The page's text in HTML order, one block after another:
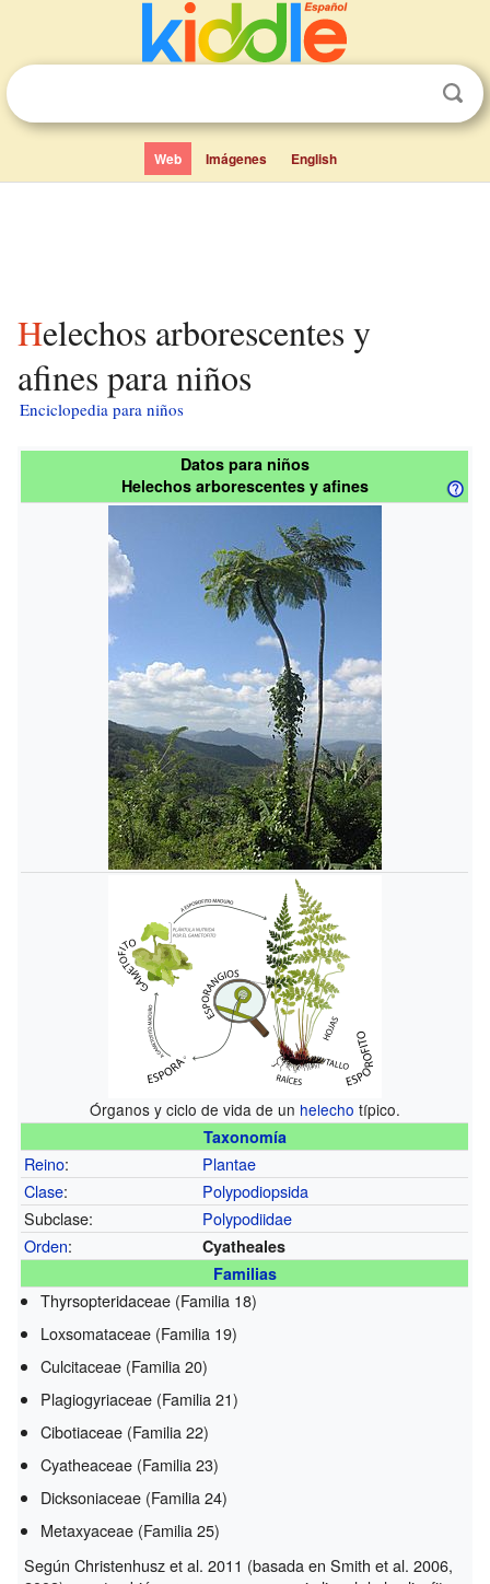
Web Imágenes English
Helechos arborescentes y
afines para niños
Enciclopedia para niños
Datos para niños
Helechos arborescentes y afines
Órganos y ciclo de vida de un helecho típico.
Taxonomía
Reino:
Plantae
Clase:
Polypodiopsida
Subclase:
Polypodiidae
Orden:
Cyatheales
Familias
Thyrsopteridaceae (Familia 18)
Loxsomataceae (Familia 19)
Culcitaceae (Familia 20)
Plagiogyriaceae (Familia 21)
Cibotiaceae (Familia 22)
Cyatheaceae (Familia 23)
Dicksoniaceae (Familia 24)
Metaxyaceae (Familia 25)
Según Christenhusz et al. 2011 (basada en Smith et al. 2006,